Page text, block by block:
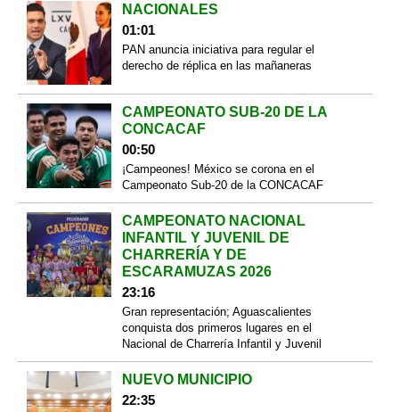
NACIONALES
01:01
PAN anuncia iniciativa para regular el
derecho de réplica en las mañaneras
CAMPEONATO SUB-20 DE LA
CONCACAF
00:50
¡Campeones! México se corona en el
Campeonato Sub-20 de la CONCACAF
CAMPEONATO NACIONAL
INFANTIL Y JUVENIL DE
CHARRERÍA Y DE
ESCARAMUZAS 2026
23:16
Gran representación; Aguascalientes
conquista dos primeros lugares en el
Nacional de Charrería Infantil y Juvenil
NUEVO MUNICIPIO
22:35